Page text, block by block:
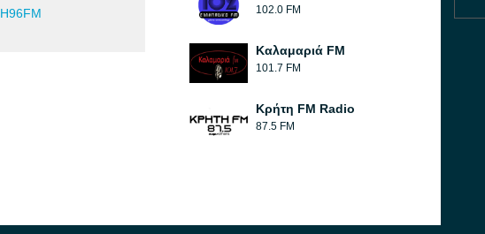
102.0 FM
Καλαμαριά FM
101.7 FM
Κρήτη FM Radio
87.5 FM